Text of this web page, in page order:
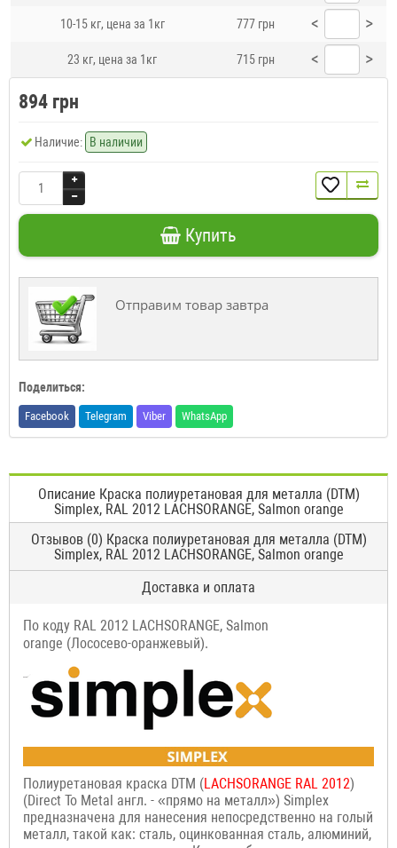
10-15 кг, цена за 1кг 777 грн < >
23 кг, цена за 1кг 715 грн < >
894 грн
Наличие: В наличии
Купить
Отправим товар завтра
Поделиться:
Facebook Telegram Viber WhatsApp
Описание Краска полиуретановая для металла (DTM)
Simplex, RAL 2012 LACHSORANGE, Salmon orange
Отзывов (0) Краска полиуретановая для металла (DTM)
Simplex, RAL 2012 LACHSORANGE, Salmon orange
Доставка и оплата
По коду RAL 2012 LACHSORANGE, Salmon
orange (Лососево-оранжевый).
Полиуретановая краска DTM (LACHSORANGE RAL 2012)
(Direct To Metal англ. - «прямо на металл») Simplex
предназначена для нанесения непосредственно на голый
металл, такой как: сталь, оцинкованная сталь, алюминий,